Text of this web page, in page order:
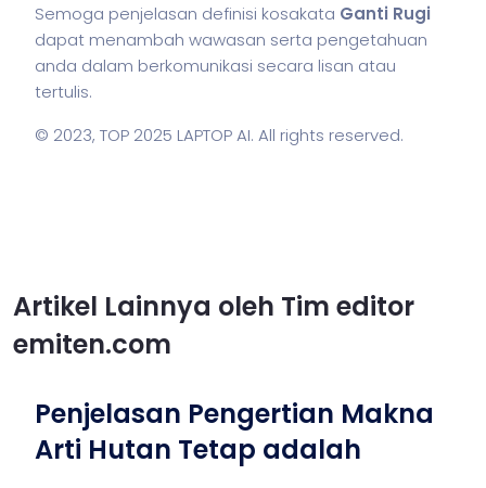
Semoga penjelasan definisi kosakata Ganti Rugi
dapat menambah wawasan serta pengetahuan
anda dalam berkomunikasi secara lisan atau
tertulis.
© 2023, TOP 2025 LAPTOP AI. All rights reserved.
Artikel Lainnya oleh Tim editor
emiten.com
Penjelasan Pengertian Makna
Arti Hutan Tetap adalah